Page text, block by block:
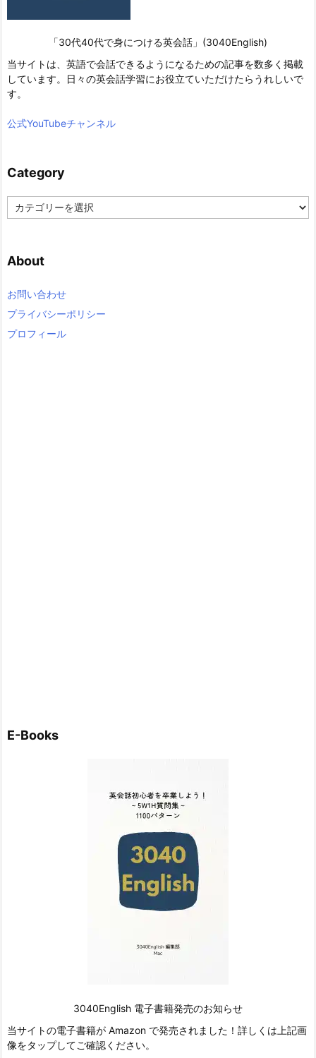
「30代40代で身につける英会話」(3040English)
当サイトは、英語で会話できるようになるための記事を数多く掲載
しています。日々の英会話学習にお役立ていただけたらうれしいで
す。
公式YouTubeチャンネル
Category
a
g
r
About
お問い合わせ
プライバシーポリシー
プロフィール
E-Books
3040English 電子書籍発売のお知らせ
当サイトの電子書籍が Amazon で発売されました！詳しくは上記画
像をタップしてご確認ください。